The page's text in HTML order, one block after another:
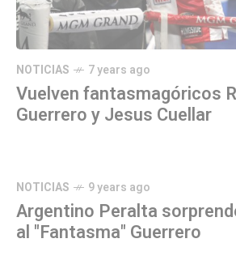
NOTICIAS 7 years ago
Vuelven fantasmagóricos
Guerrero y Jesus Cuellar
NOTICIAS 9 years ago
Argentino Peralta
al "Fantasma" Guerrero